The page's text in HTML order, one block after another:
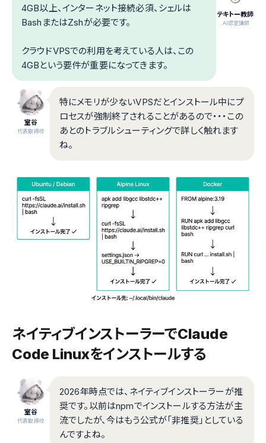
テキトー教師
.AI認定講師
4GB以上、インターネット接続必須、シェルは
BashまたはZshが必要です。
クラウドVPSでの利用を考えている人は、この
4GBという要件が重要になってきます。
室谷
代表取締役
特にメモリが少ないVPSだとインストール中にプ
ロセスが強制終了されることがあるので・・・この
あとのトラブルシューティングで詳しく触れます
ね。
ネイティブインストーラーでClaude
Code Linuxをインストールする
室谷
代表取締役
2026年時点では、ネイティブインストーラーが推
奨です。以前はnpmでインストールする方法が主
流でしたが、今はもう公式が「非推奨」としている
んですよね。